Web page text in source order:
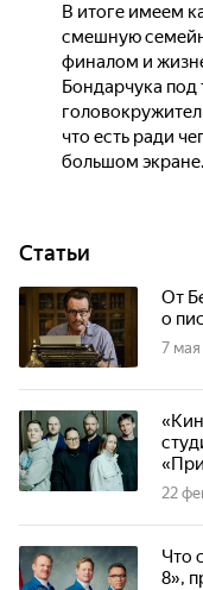
В итоге имеем
смешную
финалом и
Бондарчука
что есть ради
большом экране.
Статьи
От
о
7 мая
22
Что
8»,